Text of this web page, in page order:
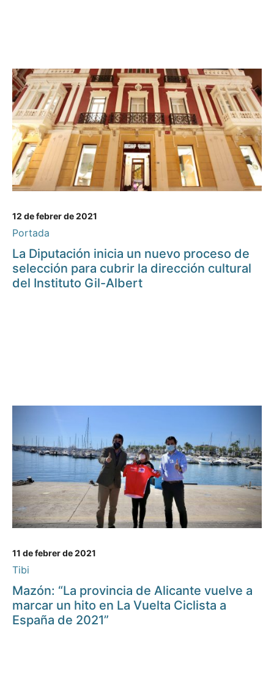
12 de febrer de 2021
Portada
La Diputación inicia un nuevo proceso de
selección para cubrir la dirección cultural
del Instituto Gil-Albert
11 de febrer de 2021
Tibi
Mazón: “La provincia de Alicante vuelve a
marcar un hito en La Vuelta Ciclista a
España de 2021”